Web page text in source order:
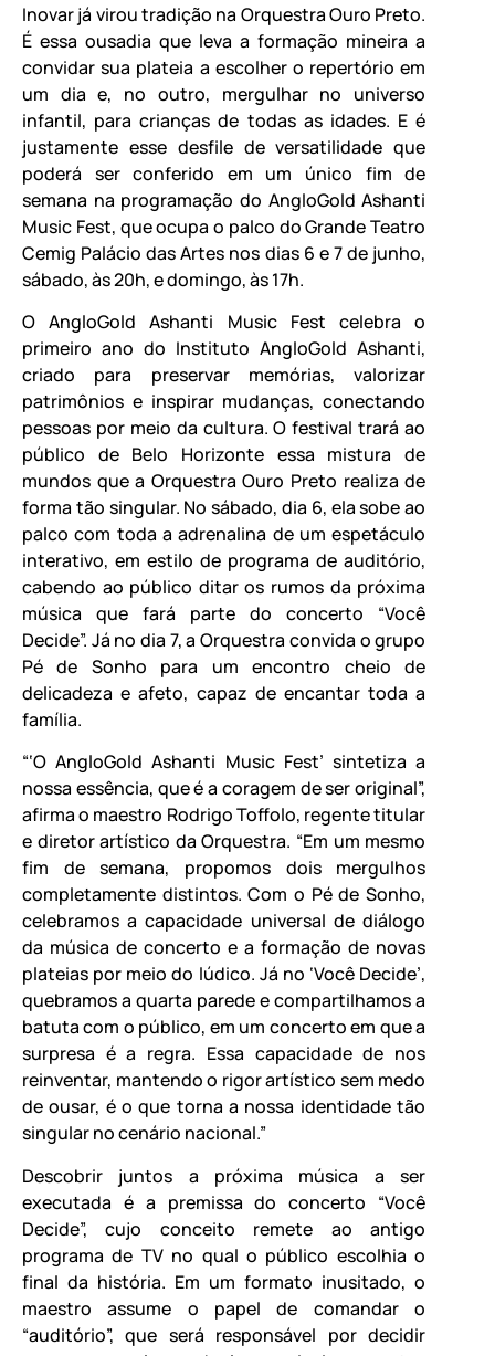
Inovar já virou tradição na Orquestra Ouro Preto.
É essa ousadia que leva a formação mineira a
convidar sua plateia a escolher o repertório em
um dia e, no outro, mergulhar no universo
infantil, para crianças de todas as idades. E é
justamente esse desfile de versatilidade que
poderá ser conferido em um único fim de
semana na programação do AngloGold Ashanti
Music Fest, que ocupa o palco do Grande Teatro
Cemig Palácio das Artes nos dias 6 e 7 de junho,
sábado, às 20h, e domingo, às 17h.
O AngloGold Ashanti Music Fest celebra o
primeiro ano do Instituto AngloGold Ashanti,
criado para preservar memórias, valorizar
patrimônios e inspirar mudanças, conectando
pessoas por meio da cultura. O festival trará ao
público de Belo Horizonte essa mistura de
mundos que a Orquestra Ouro Preto realiza de
forma tão singular. No sábado, dia 6, ela sobe ao
palco com toda a adrenalina de um espetáculo
interativo, em estilo de programa de auditório,
cabendo ao público ditar os rumos da próxima
música que fará parte do concerto “Você
Decide”. Já no dia 7, a Orquestra convida o grupo
Pé de Sonho para um encontro cheio de
delicadeza e afeto, capaz de encantar toda a
família.
“‘O AngloGold Ashanti Music Fest’ sintetiza a
nossa essência, que é a coragem de ser original”,
afirma o maestro Rodrigo Toffolo, regente titular
e diretor artístico da Orquestra. “Em um mesmo
fim de semana, propomos dois mergulhos
completamente distintos. Com o Pé de Sonho,
celebramos a capacidade universal de diálogo
da música de concerto e a formação de novas
plateias por meio do lúdico. Já no ‘Você Decide’,
quebramos a quarta parede e compartilhamos a
batuta com o público, em um concerto em que a
surpresa é a regra. Essa capacidade de nos
reinventar, mantendo o rigor artístico sem medo
de ousar, é o que torna a nossa identidade tão
singular no cenário nacional.”
Descobrir juntos a próxima música a ser
executada é a premissa do concerto “Você
Decide”, cujo conceito remete ao antigo
programa de TV no qual o público escolhia o
final da história. Em um formato inusitado, o
maestro assume o papel de comandar o
“auditório”, que será responsável por decidir